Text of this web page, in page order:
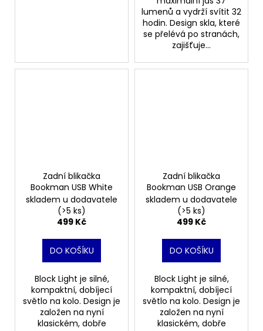
lumenů a vydrží svítit 32
hodin. Design skla, které
se přelévá po stranách,
zajišťuje...
Zadní blikačka
Bookman USB White
skladem u dodavatele
(>5 ks)
499 Kč
DO KOŠÍKU
Block Light je silné,
kompaktní, dobíjecí
světlo na kolo. Design je
založen na nyní
klasickém, dobře
Zadní blikačka
Bookman USB Orange
skladem u dodavatele
(>5 ks)
499 Kč
DO KOŠÍKU
Block Light je silné,
kompaktní, dobíjecí
světlo na kolo. Design je
založen na nyní
klasickém, dobře